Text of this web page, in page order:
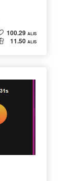
100.29 ALIS
11.50 ALIS